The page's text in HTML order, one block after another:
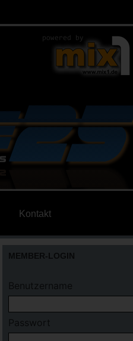
Kontakt
MEMBER-LOGIN
Benutzername
Passwort